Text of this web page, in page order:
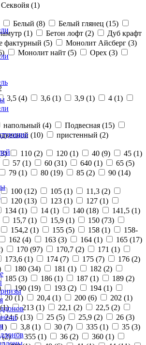
Секвойя (1)
Белый (8) Белый глянец (15)
(1) Бетон лофт (2)
Дуб крафт
фактурный (5) Монолит Айсберг (3)
) Монолит найт (5) Орех (3)
3,5 (4) 3,6 (1) 3,9 (1) 4 (1)
напольный (4) Подвесная (15)
(10) пристенный (2)
3) 110 (2) 120 (1) 40 (9) 45 (1)
57 (1) 60 (31) 640 (1) 65 (5)
79 (1) 80 (19) 85 (2) 90 (14)
100 (12) 105 (1) 11,3 (2)
120 (13) 123 (1) 127 (1)
134 (1) 14 (1) 140 (18) 141,5 (1)
15,7 (1) 15,9 (1) 150 (73)
154,2 (1) 155 (5) 158 (1)
158-
162 (4) 163 (3) 164 (1) 165 (17)
) 170 (97) 170,7 (2) 171 (1)
173,6 (1) 174 (7) 175 (7) 176 (2)
180 (34) 181 (1) 182 (2)
185 (3) 186 (1) 187 (1) 189 (2)
190 (19) 193 (2) 194 (1)
20 (1) 20,4 (1) 200 (6) 202 (1)
1) 213 (1) 22,1 (2) 22,5 (2)
24,5 (13) 25 (5) 25,9 (2) 26 (3)
1) 3,8 (1) 30 (7) 335 (1) 35 (3)
(2) 355 (1) 36 (2) 360 (1)